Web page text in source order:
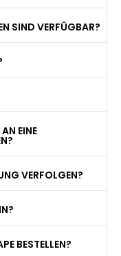
SIND VERFÜGBAR?
EINE
VERFOLGEN?
BESTELLEN?